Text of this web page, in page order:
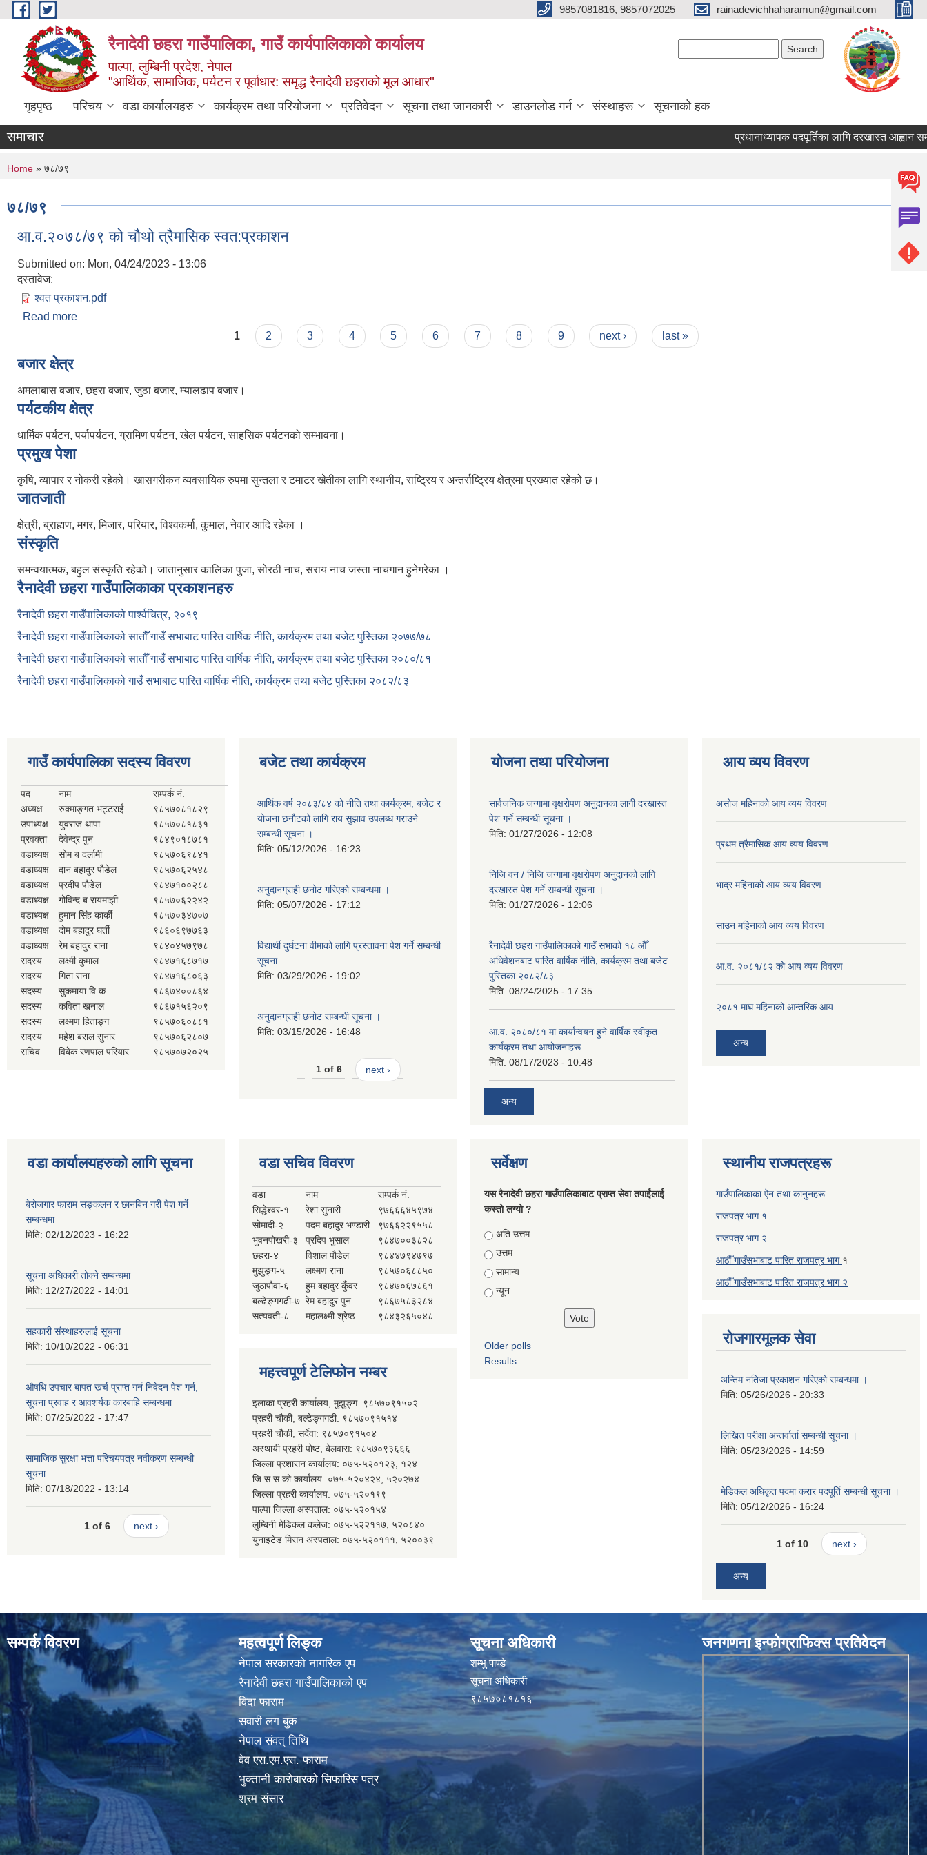
Skip to main content 9857081816, 9857072025 rainadevichhaharamun@gmail.com
रैनादेवी छहरा गाउँपालिका, गाउँ कार्यपालिकाको कार्यालय
पाल्पा, लुम्बिनी प्रदेश, नेपाल
"आर्थिक, सामाजिक, पर्यटन र पूर्वाधार: समृद्ध रैनादेवी छहराको मूल आधार"
गृहपृष्ठ परिचय वडा कार्यालयहरु कार्यक्रम तथा परियोजना प्रतिवेदन सूचना तथा जानकारी डाउनलोड गर्न संस्थाहरू सूचनाको हक
समाचार प्रधानाध्यापक पदपूर्तिका लागि दरखास्त आह्वान
You are here
Home » ७८/७९
७८/७९
आ.व.२०७८/७९ को चौथो त्रैमासिक स्वत:प्रकाशन
Submitted on: Mon, 04/24/2023 - 13:06
दस्तावेज:
श्वत प्रकाशन.pdf
Read more
1 2 3 4 5 6 7 8 9 next › last »
बजार क्षेत्र
अमलाबास बजार, छहरा बजार, जुठा बजार, म्यालढाप बजार।
पर्यटकीय क्षेत्र
धार्मिक पर्यटन, पर्यापर्यटन, ग्रामिण पर्यटन, खेल पर्यटन, साहसिक पर्यटनको सम्भावना।
प्रमुख पेशा
कृषि, व्यापार र नोकरी रहेको। खासगरीकन व्यवसायिक रुपमा सुन्तला र टमाटर खेतीका लागि स्थानीय, राष्ट्रिय र अन्तर्राष्ट्रिय क्षेत्रमा प्रख्यात रहेको छ।
जातजाती
क्षेत्री, ब्राह्मण, मगर, मिजार, परियार, विश्वकर्मा, कुमाल, नेवार आदि रहेका ।
संस्कृति
समन्वयात्मक, बहुल संस्कृति रहेको। जातानुसार कालिका पुजा, सोरठी नाच, सराय नाच जस्ता नाचगान हुनेगरेका ।
रैनादेवी छहरा गाउँपालिकाका प्रकाशनहरु
रैनादेवी छहरा गाउँपालिकाको पार्श्वचित्र, २०१९
रैनादेवी छहरा गाउँपालिकाको सातौँ गाउँ सभाबाट पारित वार्षिक नीति, कार्यक्रम तथा बजेट पुस्तिका २०७७/७८
रैनादेवी छहरा गाउँपालिकाको सातौँ गाउँ सभाबाट पारित वार्षिक नीति, कार्यक्रम तथा बजेट पुस्तिका २०८०/८१
रैनादेवी छहरा गाउँपालिकाको गाउँ सभाबाट पारित वार्षिक नीति, कार्यक्रम तथा बजेट पुस्तिका २०८२/८३
गाउँ कार्यपालिका सदस्य विवरण
पद नाम
सम्पर्क नं.
अध्यक्ष
रुक्माङ्गत भट्टराई
९८५७०८१८२९
उपाध्यक्ष
युवराज थापा
९८५७०८१८३१
प्रवक्ता
देवेन्द्र पुन
९८४९०१८७८१
वडाध्यक्ष
सोम ब दर्लामी
९८५७०६९८४१
वडाध्यक्ष
दान बहादुर पौडेल
९८५७०६२५४८
वडाध्यक्ष
प्रदीप पौडेल
९८४७१००२८८
वडाध्यक्ष
गोविन्द ब रायमाझी
९८५७०६२२४२
वडाध्यक्ष
हुमान सिंह कार्की
९८५७०३४७०७
वडाध्यक्ष
दोम बहादुर घर्ती
९८६०६९७७६३
वडाध्यक्ष
रेम बहादुर राना
९८४०४५७९७८
सदस्य
लक्ष्मी कुमाल
९८४७१६८७१७
सदस्य
गिता राना
९८४७१६८०६३
सदस्य
सुकमाया वि.क.
९८६७४००८६४
सदस्य
कविता खनाल
९८६७१५६२०९
सदस्य
लक्ष्मण हिताङ्ग
९८५७०६०८८१
सदस्य
महेश बराल सुनार
९८५७०६२८०७
सचिव
विबेक रणपाल परियार ९८५७०७२०२५
बजेट तथा कार्यक्रम
आर्थिक वर्ष २०८३/८४ को नीति तथा कार्यक्रम, बजेट र
योजना छनौटको लागि राय सुझाव उपलब्ध गराउने
सम्बन्धी सूचना ।
मिति: 05/12/2026 - 16:23
अनुदानग्राही छनोट गरिएको सम्बन्धमा ।
मिति: 05/07/2026 - 17:12
विद्यार्थी दुर्घटना वीमाको लागि प्रस्तावना पेश गर्ने सम्बन्धी
सूचना
मिति: 03/29/2026 - 19:02
अनुदानग्राही छनोट सम्बन्धी सूचना ।
मिति: 03/15/2026 - 16:48
1 of 6 next ›
योजना तथा परियोजना
सार्वजनिक जग्गामा वृक्षरोपण अनुदानका लागी दरखास्त
पेश गर्ने सम्बन्धी सूचना ।
मिति: 01/27/2026 - 12:08
निजि वन / निजि जग्गामा वृक्षरोपण अनुदानको लागि
दरखास्त पेश गर्ने सम्बन्धी सूचना ।
मिति: 01/27/2026 - 12:06
रैनादेवी छहरा गाउँपालिकाको गाउँ सभाको १८ औँ
अधिवेशनबाट पारित वार्षिक नीति, कार्यक्रम तथा बजेट
पुस्तिका २०८२/८३
मिति: 08/24/2025 - 17:35
आ.व. २०८०/८१ मा कार्यान्वयन हुने वार्षिक स्वीकृत
कार्यक्रम तथा आयोजनाहरू
मिति: 08/17/2023 - 10:48
अन्य
आय व्यय विवरण
असोज महिनाको आय व्यय विवरण
प्रथम त्रैमासिक आय व्यय विवरण
भाद्र महिनाको आय व्यय विवरण
साउन महिनाको आय व्यय विवरण
आ.व. २०८१/८२ को आय व्यय विवरण
२०८१ माघ महिनाको आन्तरिक आय
अन्य
वडा कार्यालयहरुको लागि सूचना
बेरोजगार फाराम सङ्कलन र छानबिन गरी पेश गर्ने
सम्बन्धमा
मिति: 02/12/2023 - 16:22
सूचना अधिकारी तोक्ने सम्बन्धमा
मिति: 12/27/2022 - 14:01
सहकारी संस्थाहरुलाई सूचना
मिति: 10/10/2022 - 06:31
औषधि उपचार बापत खर्च प्राप्त गर्न निवेदन पेश गर्न,
सूचना प्रवाह र आवशर्यक कारबाहि सम्बन्धमा
मिति: 07/25/2022 - 17:47
सामाजिक सुरक्षा भत्ता परिचयपत्र नवीकरण सम्बन्धी
सूचना
मिति: 07/18/2022 - 13:14
1 of 6 next ›
वडा सचिव विवरण
वडा नाम
सम्पर्क नं.
सिद्धेश्वर-१
रेशा सुनारी
९७६६६४५९७४
सोमादी-२
पदम बहादुर भण्डारी
९७६६२२९५५८
भुवनपोखरी-३
प्रदिप भुसाल
९८४७००३८२८
छहरा-४
विशाल पौडेल
९८४४७९४७९७
मुझुङ्ग-५
लक्ष्मण राना
९८५७०६८८५०
जुठापौवा-६
हुम बहादुर कुँवर
९८४७०६७८६१
बल्ढेङ्गगढी-७ रेम बहादुर पुन
९८६७५८३२८४
सत्यवती-८
महालक्ष्मी श्रेष्ठ ९८४३२६५०४८
महत्त्वपूर्ण टेलिफोन नम्बर
इलाका प्रहरी कार्यालय, मुझुङ्ग: ९८५७०९१५०२
प्रहरी चौकी, बल्ढेङ्गगढी: ९८५७०९१५१४
प्रहरी चौकी, सर्देवा: ९८५७०९१५०४
अस्थायी प्रहरी पोष्ट, बेलवास: ९८५७०९३६६६
जिल्ला प्रशासन कार्यालय: ०७५-५२०१२३, १२४
जि.स.स.को कार्यालय: ०७५-५२०४२४, ५२०२७४
जिल्ला प्रहरी कार्यालय: ०७५-५२०१९९
पाल्पा जिल्ला अस्पताल: ०७५-५२०१५४
लुम्बिनी मेडिकल कलेज: ०७५-५२२११७, ५२०८४०
युनाइटेड मिसन अस्पताल: ०७५-५२०१११, ५२००३९
सर्वेक्षण
यस रैनादेवी छहरा गाउँपालिकाबाट प्राप्त सेवा तपाईंलाई
कस्तो लग्यो ?
Choices
अति उत्तम
उत्तम
सामान्य
न्यून
Older polls
Results
स्थानीय राजपत्रहरू
गाउँपालिकाका ऐन तथा कानुनहरू
राजपत्र भाग १
राजपत्र भाग २
आठौँ गाउँसभाबाट पारित राजपत्र भाग १
आठौँ गाउँसभाबाट पारित राजपत्र भाग २
रोजगारमूलक सेवा
अन्तिम नतिजा प्रकाशन गरिएको सम्बन्धमा ।
मिति: 05/26/2026 - 20:33
लिखित परीक्षा अन्तर्वार्ता सम्बन्धी सूचना ।
मिति: 05/23/2026 - 14:59
मेडिकल अधिकृत पदमा करार पदपूर्ति सम्बन्धी सूचना ।
मिति: 05/12/2026 - 16:24
1 of 10 next ›
अन्य
सम्पर्क विवरण महत्वपूर्ण लिङ्क
नेपाल सरकारको नागरिक एप
रैनादेवी छहरा गाउँपालिकाको एप
विदा फाराम
सवारी लग बुक
नेपाल संवत् तिथि
वेव एस.एम.एस. फाराम
भुक्तानी कारोबारको सिफारिस पत्र
श्रम संसार
सूचना अधिकारी
शम्भु पाण्डे
सूचना अधिकारी
९८५७०८१८१६
जनगणना इन्फोग्राफिक्स प्रतिवेदन